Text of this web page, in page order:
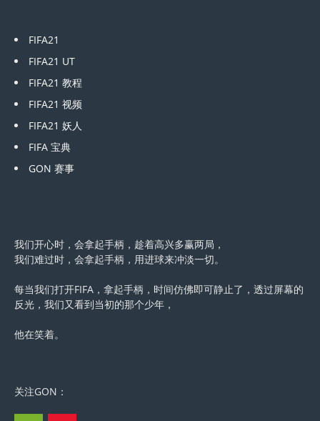
FIFA21
FIFA21 UT
FIFA21 教程
FIFA21 视频
FIFA21 妖人
FIFA 宝典
GON 赛事
我们开心时，会拿起手柄，趁着高兴多赢两局，
我们难过时，会拿起手柄，用进球来冲淡一切。
每当我们打开FIFA，拿起手柄，时间仿佛即可静止了，透过屏幕的
反光，我们又看到当初的那个少年，
他在笑着。
关注GON：